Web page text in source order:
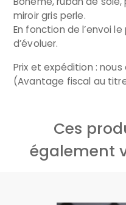
miroir gris perle.
En fonction de l’envoi
d’évoluer.
Prix et expédition :
(Avantage fiscal au
Ces
également